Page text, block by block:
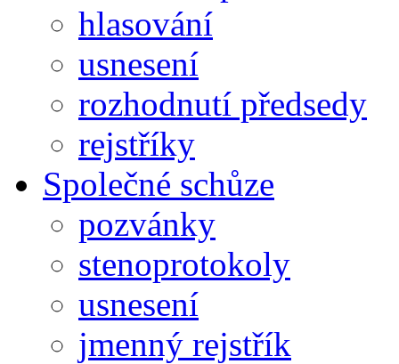
hlasování
usnesení
rozhodnutí předsedy
rejstříky
Společné schůze
pozvánky
stenoprotokoly
usnesení
jmenný rejstřík